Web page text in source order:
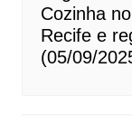
Cozinha
Recife e
(05/09/